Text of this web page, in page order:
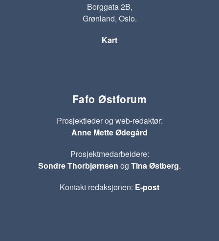
Borggata 2B,
Grønland, Oslo.
Kart
Fafo Østforum
Prosjektleder og web-redaktør:
Anne Mette Ødegård
Prosjektmedarbeidere:
Sondre Thorbjørnsen og Tina Østberg.
Kontakt redaksjonen: E-post